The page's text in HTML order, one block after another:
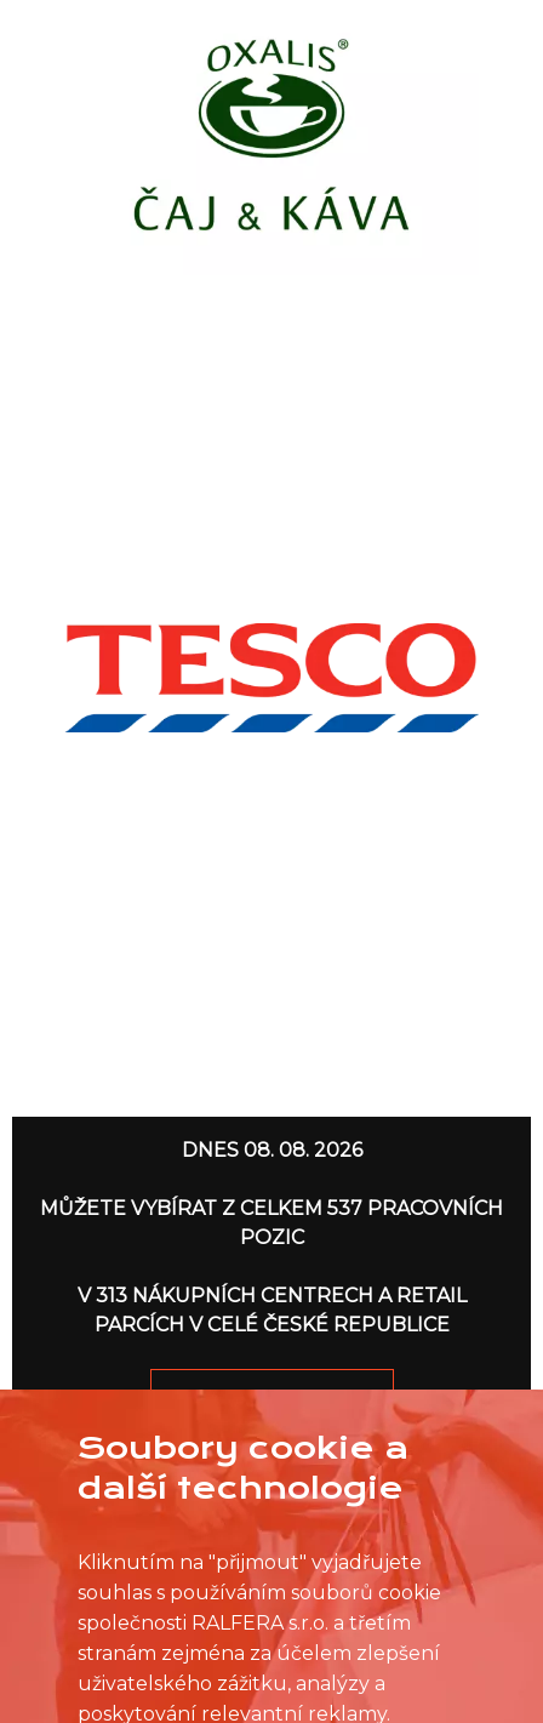
DNES 08. 08. 2026
MŮŽETE VYBÍRAT Z CELKEM 537 PRACOVNÍCH
POZIC
V 313 NÁKUPNÍCH CENTRECH A RETAIL
PARCÍCH V CELÉ ČESKÉ REPUBLICE
JDEME NA TO
Soubory cookie a
další technologie
Kliknutím na "přijmout" vyjadřujete
souhlas s používáním souborů cookie
společnosti RALFERA s.r.o. a třetím
stranám zejména za účelem zlepšení
uživatelského zážitku, analýzy a
poskytování relevantní reklamy.